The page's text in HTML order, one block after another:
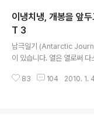
입니다. 최근 몇 년전부터는
강타하며 많은 영화와 드라
터테인먼트 강국이지요. 영
습니다. 삼류 조폭 영화가
니다. 그만큼 관객들의 수준
이냉치냉, 개봉을 앞
T 3
남극일기 (Antarctic
이 있습니다. 열은 열로써 다
는 것 보다는 밖에 나가서 운
83 104 2010. 1.